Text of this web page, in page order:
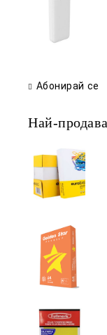
Абонирай се
Най-